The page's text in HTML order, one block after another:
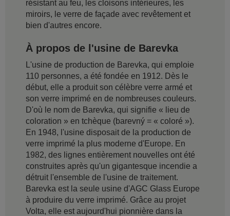
résistant au feu, les cloisons intérieures, les
miroirs, le verre de façade avec revêtement et
bien d'autres encore.
À propos de l'usine de Barevka
L'usine de production de Barevka, qui emploie
110 personnes, a été fondée en 1912. Dès le
début, elle a produit son célèbre verre armé et
son verre imprimé en de nombreuses couleurs.
D'où le nom de Barevka, qui signifie « lieu de
coloration » en tchèque (barevný = « coloré »).
En 1948, l'usine disposait de la production de
verre imprimé la plus moderne d'Europe. En
1982, des lignes entièrement nouvelles ont été
construites après qu'un gigantesque incendie a
détruit l'ensemble de l'usine de traitement.
Barevka est la seule usine d'AGC Glass Europe
à produire du verre imprimé. Grâce au projet
Volta, elle est aujourd'hui pionnière dans la